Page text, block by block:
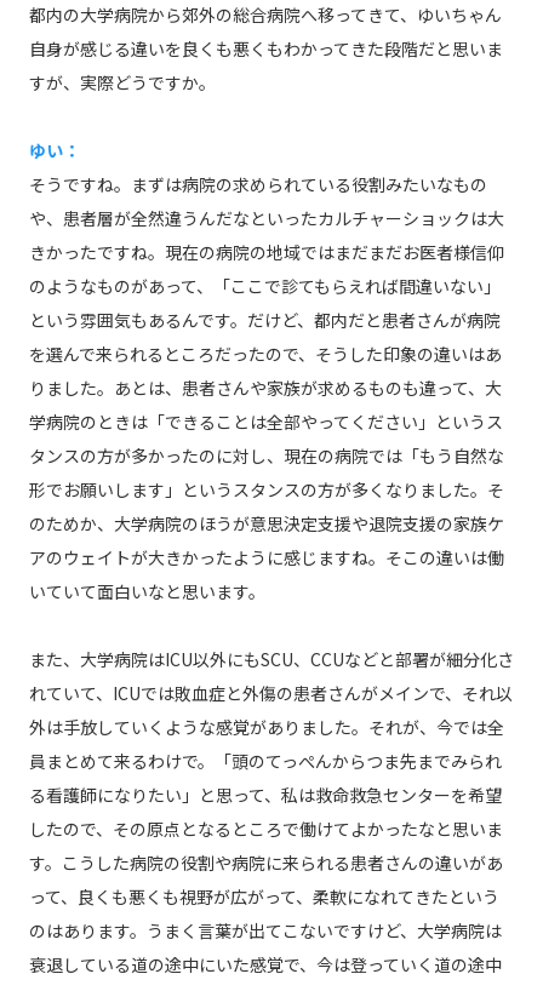
都内の大学病院から郊外の総合病院へ移ってきて、ゆいちゃん
自身が感じる違いを良くも悪くもわかってきた段階だと思いま
すが、実際どうですか。
ゆい：
そうですね。まずは病院の求められている役割みたいなもの
や、患者層が全然違うんだなといったカルチャーショックは大
きかったですね。現在の病院の地域ではまだまだお医者様信仰
のようなものがあって、「ここで診てもらえれば間違いない」
という雰囲気もあるんです。だけど、都内だと患者さんが病院
を選んで来られるところだったので、そうした印象の違いはあ
りました。あとは、患者さんや家族が求めるものも違って、大
学病院のときは「できることは全部やってください」というス
タンスの方が多かったのに対し、現在の病院では「もう自然な
形でお願いします」というスタンスの方が多くなりました。そ
のためか、大学病院のほうが意思決定支援や退院支援の家族ケ
アのウェイトが大きかったように感じますね。そこの違いは働
いていて面白いなと思います。
また、大学病院はICU以外にもSCU、CCUなどと部署が細分化さ
れていて、ICUでは敗血症と外傷の患者さんがメインで、それ以
外は手放していくような感覚がありました。それが、今では全
員まとめて来るわけで。「頭のてっぺんからつま先までみられ
る看護師になりたい」と思って、私は救命救急センターを希望
したので、その原点となるところで働けてよかったなと思いま
す。こうした病院の役割や病院に来られる患者さんの違いがあ
って、良くも悪くも視野が広がって、柔軟になれてきたという
のはあります。うまく言葉が出てこないですけど、大学病院は
衰退している道の途中にいた感覚で、今は登っていく道の途中